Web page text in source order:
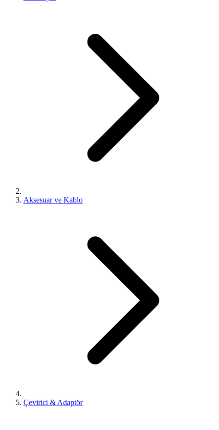
Aksesuar ve Kablo
Çevirici & Adaptör